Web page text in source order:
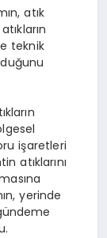
atık
teknik
işaretleri
atıklarını
yerinde